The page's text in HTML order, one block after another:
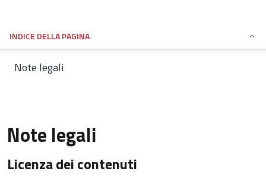
INDICE DELLA PAGINA
Note legali
Note legali
Licenza dei contenuti